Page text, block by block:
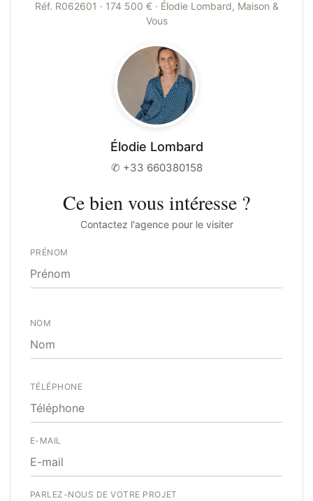
Réf. R062601 · 174 500 € · Élodie Lombard, Maison &
Vous
Élodie Lombard
✆ +33 660380158
Ce bien vous intéresse ?
Contactez l'agence pour le visiter
PRÉNOM
NOM
TÉLÉPHONE
E-MAIL
PARLEZ-NOUS DE VOTRE PROJET